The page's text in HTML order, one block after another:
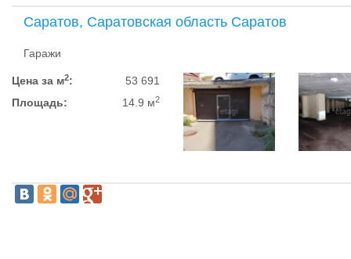
Саратов, Саратовская область Саратов
Гаражи
Цена за м2:
53 691
Площадь:
14.9 м2